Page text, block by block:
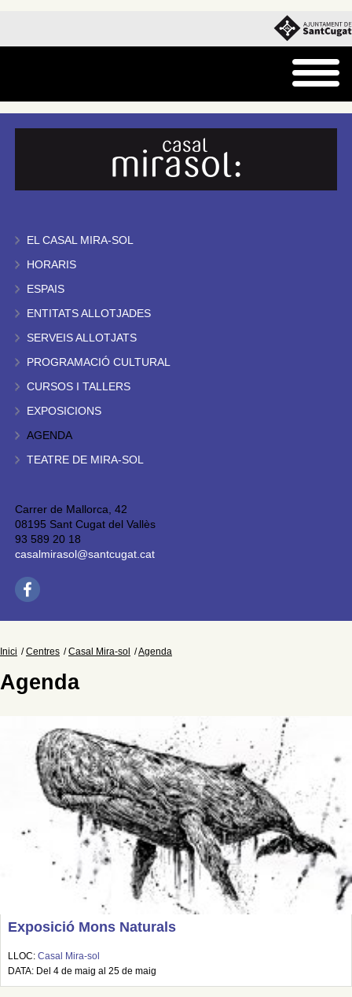
EL CASAL MIRA-SOL
HORARIS
ESPAIS
ENTITATS ALLOTJADES
SERVEIS ALLOTJATS
PROGRAMACIÓ CULTURAL
CURSOS I TALLERS
EXPOSICIONS
AGENDA
TEATRE DE MIRA-SOL
Carrer de Mallorca, 42
08195 Sant Cugat del Vallès
93 589 20 18
casalmirasol@santcugat.cat
Inici Centres Casal Mira-sol Agenda
Agenda
Exposició Mons Naturals
LLOC: Casal Mira-sol
DATA: Del 4 de maig al 25 de maig